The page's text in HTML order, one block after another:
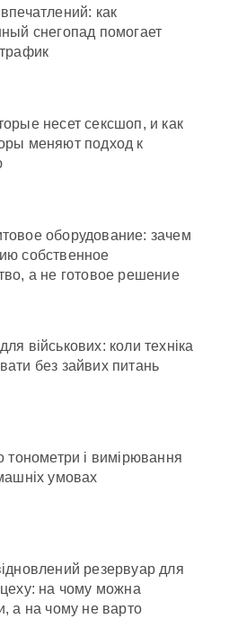
как
снегопад помогает
несет сексшоп, и как
меняют подход к
оборудование: зачем
собственное
а не готовое решение
військових: коли техніка
без зайвих питань
тонометри і вимірювання
умовах
резервуар для
на чому можна
а на чому не варто